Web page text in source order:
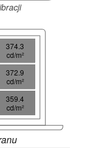
374.3
cd/m²
372.9
cd/m²
359.4
cd/m²